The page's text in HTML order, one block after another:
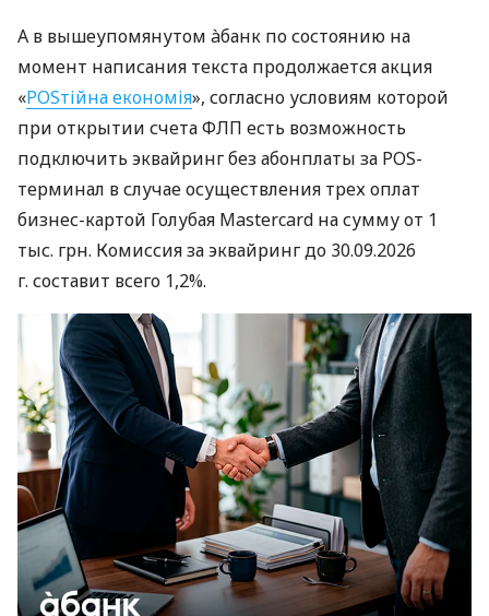
А в вышеупомянутом àбанк по состоянию на
момент написания текста продолжается акция
«POSтійна економія», согласно условиям которой
при открытии счета ФЛП есть возможность
подключить эквайринг без абонплаты за POS-
терминал в случае осуществления трех оплат
бизнес-картой Голубая Mastercard на сумму от 1
тыс. грн. Комиссия за эквайринг до 30.09.2026
г. составит всего 1,2%.